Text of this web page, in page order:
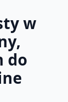
w
do